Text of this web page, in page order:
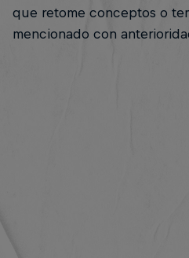
que retome conceptos o
mencionado con